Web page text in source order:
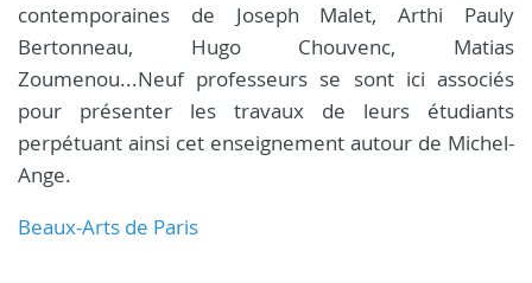
contemporaines de Joseph Malet, Arthi Pauly
Bertonneau, Hugo Chouvenc, Matias
Zoumenou...Neuf professeurs se sont ici associés
pour présenter les travaux de leurs étudiants
perpétuant ainsi cet enseignement autour de Michel-
Ange.
Beaux-Arts de Paris